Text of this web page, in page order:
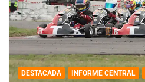
DESTACADA INFORME CENTRAL